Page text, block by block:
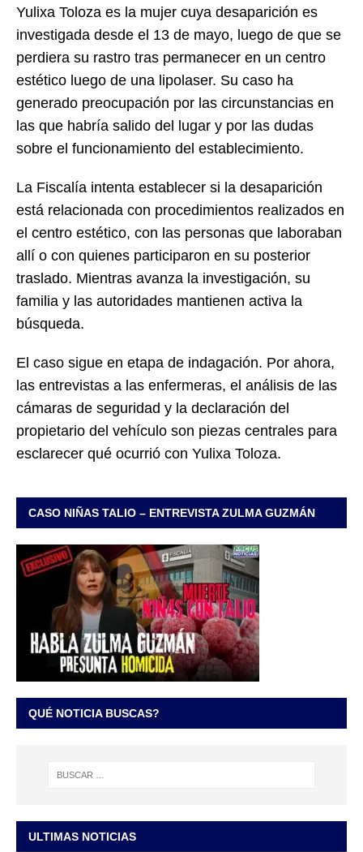
Yulixa Toloza es la mujer cuya desaparición es
investigada desde el 13 de mayo, luego de que se
perdiera su rastro tras permanecer en un centro
estético luego de una lipolaser. Su caso ha
generado preocupación por las circunstancias en
las que habría salido del lugar y por las dudas
sobre el funcionamiento del establecimiento.
La Fiscalía intenta establecer si la desaparición
está relacionada con procedimientos realizados en
el centro estético, con las personas que laboraban
allí o con quienes participaron en su posterior
traslado. Mientras avanza la investigación, su
familia y las autoridades mantienen activa la
búsqueda.
El caso sigue en etapa de indagación. Por ahora,
las entrevistas a las enfermeras, el análisis de las
cámaras de seguridad y la declaración del
propietario del vehículo son piezas centrales para
esclarecer qué ocurrió con Yulixa Toloza.
CASO NIÑAS TALIO – ENTREVISTA ZULMA GUZMÁN
QUÉ NOTICIA BUSCAS?
ULTIMAS NOTICIAS